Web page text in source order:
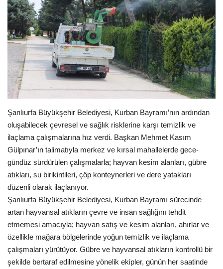
Gündem
Tekno Bilim
Ekonomi
Galeriler
Siyaset
Künye
Yaşam
İletişim
Sağlık
Kültür Sanat
Şanlıurfa Büyükşehir Belediyesi, Kurban Bayramı’nın ardından
oluşabilecek çevresel ve sağlık risklerine karşı temizlik ve
ilaçlama çalışmalarına hız verdi. Başkan Mehmet Kasım
Gülpınar’ın talimatıyla merkez ve kırsal mahallelerde gece-
gündüz sürdürülen çalışmalarla; hayvan kesim alanları, gübre
atıkları, su birikintileri, çöp konteynerleri ve dere yatakları
düzenli olarak ilaçlanıyor.
Şanlıurfa Büyükşehir Belediyesi, Kurban Bayramı sürecinde
artan hayvansal atıkların çevre ve insan sağlığını tehdit
etmemesi amacıyla; hayvan satış ve kesim alanları, ahırlar ve
özellikle mağara bölgelerinde yoğun temizlik ve ilaçlama
çalışmaları yürütüyor. Gübre ve hayvansal atıkların kontrollü bir
şekilde bertaraf edilmesine yönelik ekipler, günün her saatinde